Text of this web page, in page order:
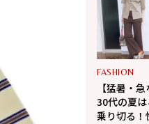
FASHION
【猛暑・急
30代の夏
乗り切る！